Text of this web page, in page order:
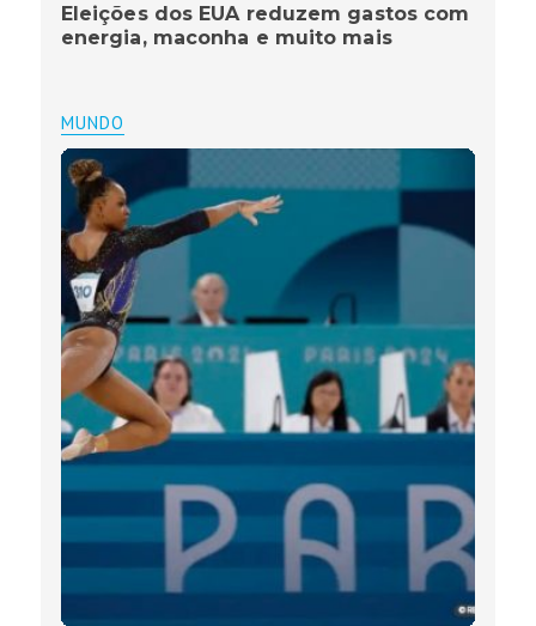
Eleições dos EUA reduzem gastos com
energia, maconha e muito mais
MUNDO